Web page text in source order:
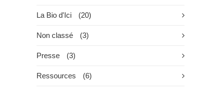
La Bio d'Ici (20)
Non classé (3)
Presse (3)
Ressources (6)